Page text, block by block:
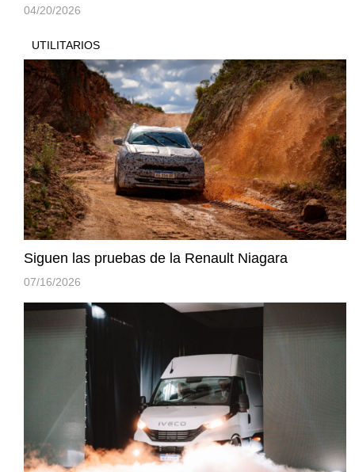
04/20/2026
UTILITARIOS
Siguen las pruebas de la Renault Niagara
07/16/2026